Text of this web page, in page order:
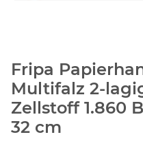
Fripa
Multifalz 2-
Zellstoff 1.860
32 cm